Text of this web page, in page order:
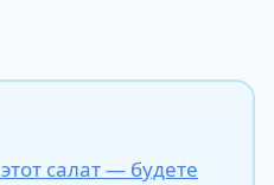
салат — будете